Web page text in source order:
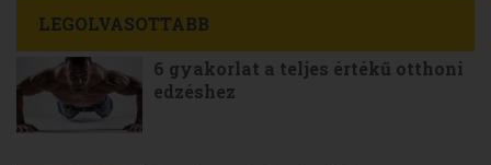
LEGOLVASOTTABB
6 gyakorlat a teljes értékű otthoni
edzéshez